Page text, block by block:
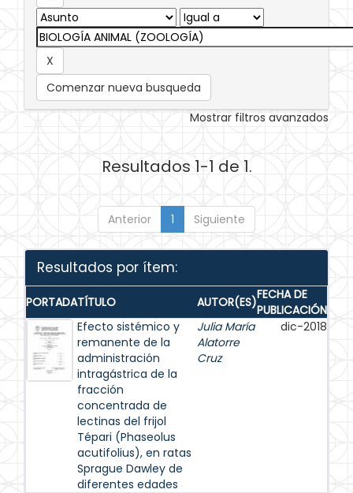
Comenzar nueva busqueda
Mostrar filtros avanzados
Resultados 1-1 de 1.
Anterior 1 Siguiente
Resultados por ítem:
PORTADATÍTULO AUTOR(ES)FECHA DE
PUBLICACIÓN
Efecto sistémico y
remanente de la
administración
intragástrica de la
fracción
concentrada de
lectinas del frijol
Tépari (Phaseolus
acutifolius), en ratas
Sprague Dawley de
diferentes edades
Julia María
Alatorre
Cruz
dic-2018